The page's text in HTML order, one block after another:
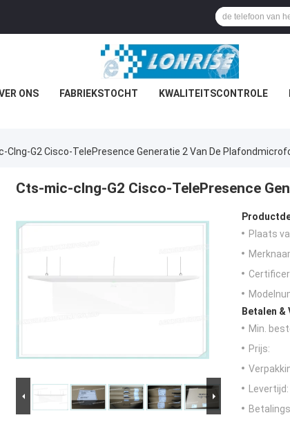
ONS FABRIEKSTOCHT KWALITEITSCONTROLE
Clng-G2 Cisco-TelePresence Generatie 2 Van De
Cts-mic-clng-G2 Cisco-TelePresence
Plaats
Betalen &
Min.
Prijs:
Levertijd: